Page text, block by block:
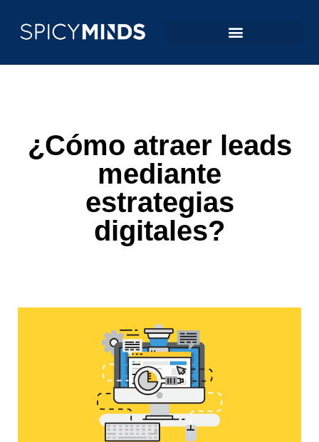
¿Cómo atraer leads
mediante
estrategias
digitales?